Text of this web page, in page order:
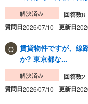
解決済み 回答数8
質問日2026/07/10 更新日
賃貸物件ですが、線
か? 東京都な...
解決済み 回答数2
質問日2026/07/10 更新日